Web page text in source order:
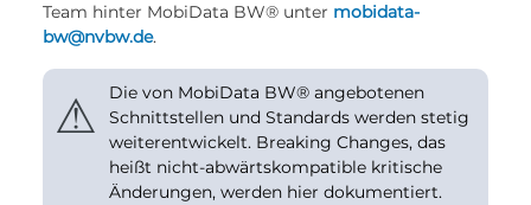
Team hinter MobiData BW® unter mobidata-
bw@nvbw.de.
⚠
Die von MobiData BW® angebotenen
Schnittstellen und Standards werden stetig
weiterentwickelt. Breaking Changes, das
heißt nicht-abwärtskompatible kritische
Änderungen, werden hier dokumentiert.